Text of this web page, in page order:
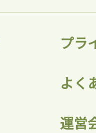
プラ
よく
運営